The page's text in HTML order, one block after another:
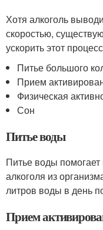
Хотя алкоголь
скоростью,
ускорить этот
Питье большого
Прием
Физическая
Сон
Питье воды
Питье воды
алкоголя из
литров воды в день
Прием